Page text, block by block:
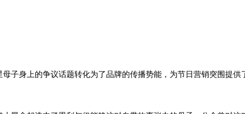
子身上的争议话题转化为了品牌的传播势能，为节日营销突围提